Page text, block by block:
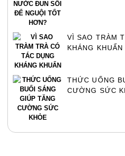
VÌ SAO TRÀM
KHÁNG KHUẨN
THỨC UỐNG
CƯỜNG SỨC